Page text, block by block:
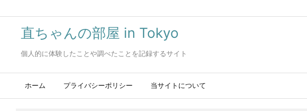
直ちゃんの部屋 in Tokyo
個人的に体験したことや調べたことを記録するサイト
ホーム プライバシーポリシー 当サイトについて